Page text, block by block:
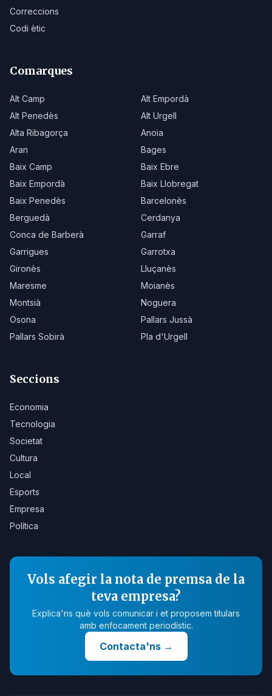
Correccions
Codi ètic
Comarques
Alt Camp
Alt Empordà
Alt Penedès
Alt Urgell
Alta Ribagorça
Anoia
Aran
Bages
Baix Camp
Baix Ebre
Baix Empordà
Baix Llobregat
Baix Penedès
Barcelonès
Berguedà
Cerdanya
Conca de Barberà
Garraf
Garrigues
Garrotxa
Gironès
Lluçanès
Maresme
Moianès
Montsià
Noguera
Osona
Pallars Jussà
Pallars Sobirà
Pla d'Urgell
Seccions
Economia
Tecnologia
Societat
Cultura
Local
Esports
Empresa
Política
Vols afegir la nota de premsa de la
teva empresa?
Explica'ns què vols comunicar i et proposem titulars
amb enfocament periodístic.
Contacta'ns→